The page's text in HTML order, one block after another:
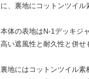
に、裏地にコットンツイル
本体の表地はN-1デッキジ
高い遮風性と耐久性と併せ
裏地にはコットンツイル素